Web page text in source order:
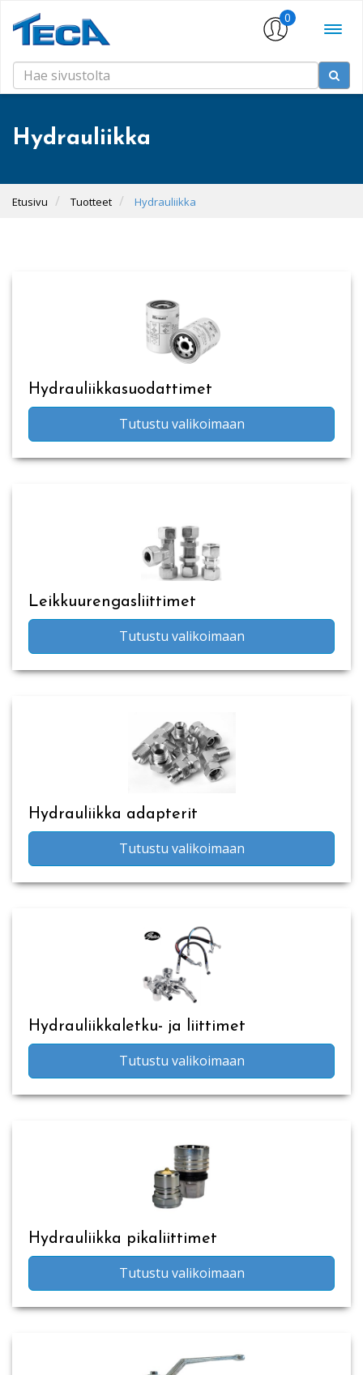
0
Hydrauliikka
Etusivu Tuotteet Hydrauliikka
Hydrauliikkasuodattimet
Tutustu valikoimaan
Leikkuurengasliittimet
Tutustu valikoimaan
Hydrauliikka adapterit
Tutustu valikoimaan
Hydrauliikkaletku- ja liittimet
Tutustu valikoimaan
Hydrauliikka pikaliittimet
Tutustu valikoimaan